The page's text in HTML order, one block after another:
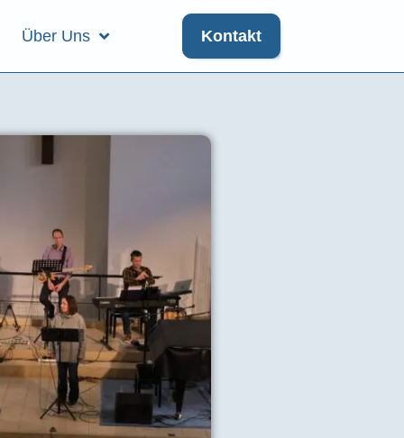
Über Uns Kontakt